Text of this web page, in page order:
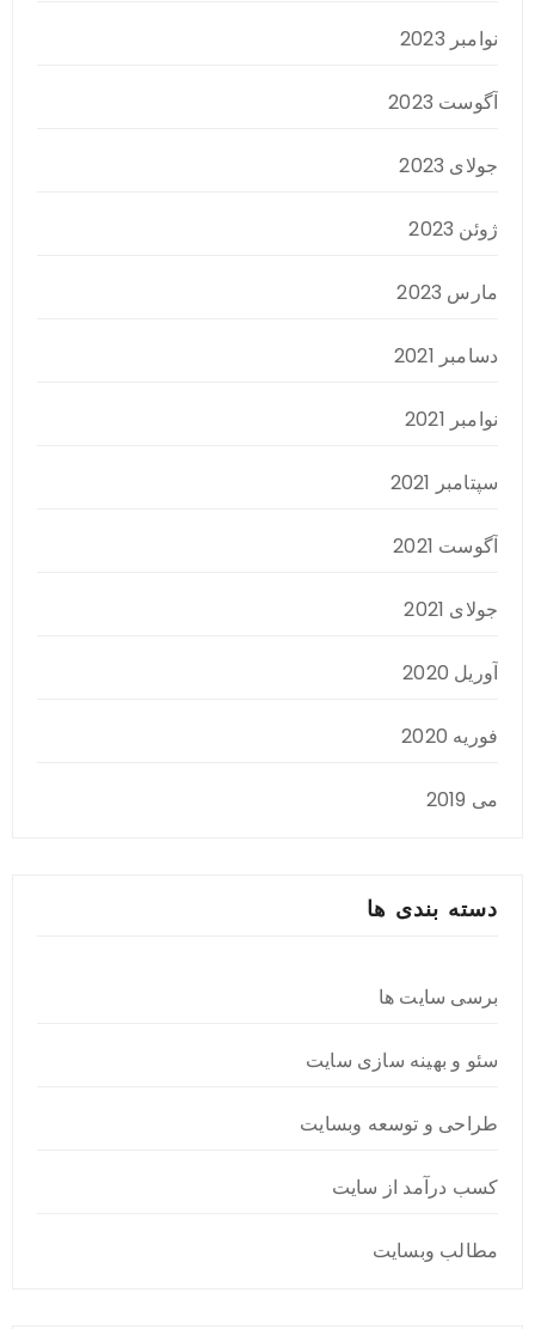
نوامبر 2023
آگوست 2023
جولای 2023
ژوئن 2023
مارس 2023
دسامبر 2021
نوامبر 2021
سپتامبر 2021
آگوست 2021
جولای 2021
آوریل 2020
فوریه 2020
می 2019
دسته بندی ها
برسی سایت ها
سئو و بهینه سازی سایت
طراحی و توسعه وبسایت
کسب درآمد از سایت
مطالب وبسایت